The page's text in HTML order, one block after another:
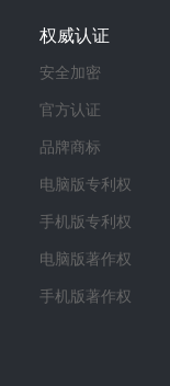
权威认证
安全加密
官方认证
品牌商标
电脑版专利权
手机版专利权
电脑版著作权
手机版著作权